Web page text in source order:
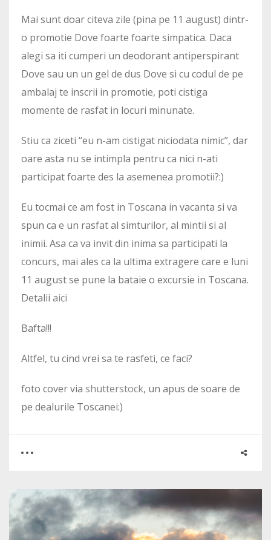
Mai sunt doar citeva zile (pina pe 11 august) dintr-
o promotie Dove foarte foarte simpatica. Daca
alegi sa iti cumperi un deodorant antiperspirant
Dove sau un un gel de dus Dove si cu codul de pe
ambalaj te inscrii in promotie, poti cistiga
momente de rasfat in locuri minunate.
Stiu ca ziceti “eu n-am cistigat niciodata nimic”, dar
oare asta nu se intimpla pentru ca nici n-ati
participat foarte des la asemenea promotii?:)
Eu tocmai ce am fost in Toscana in vacanta si va
spun ca e un rasfat al simturilor, al mintii si al
inimii. Asa ca va invit din inima sa participati la
concurs, mai ales ca la ultima extragere care e luni
11 august se pune la bataie o excursie in Toscana.
Detalii aici
Bafta!!!
Altfel, tu cind vrei sa te rasfeti, ce faci?
foto cover via shutterstock, un apus de soare de
pe dealurile Toscanei:)